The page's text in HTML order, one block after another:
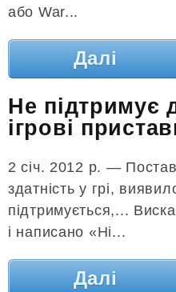
або War...
Далі
Не підтримує
ігрові
2 січ. 2012 р. —
здатність у грі,
підтримується,...
і написано «Ні...
Далі